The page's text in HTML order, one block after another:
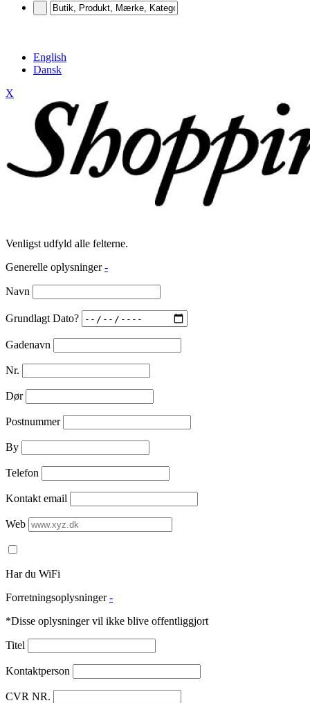
English
Dansk
X
Venligst udfyld alle felterne.
Generelle oplysninger -
Navn
Grundlagt Dato?
Gadenavn
Nr.
Dør
Postnummer
By
Telefon
Kontakt email
Web
Har du WiFi
Forretningsoplysninger -
*Disse oplysninger vil ikke blive offentliggjort
Titel
Kontaktperson
CVR NR.